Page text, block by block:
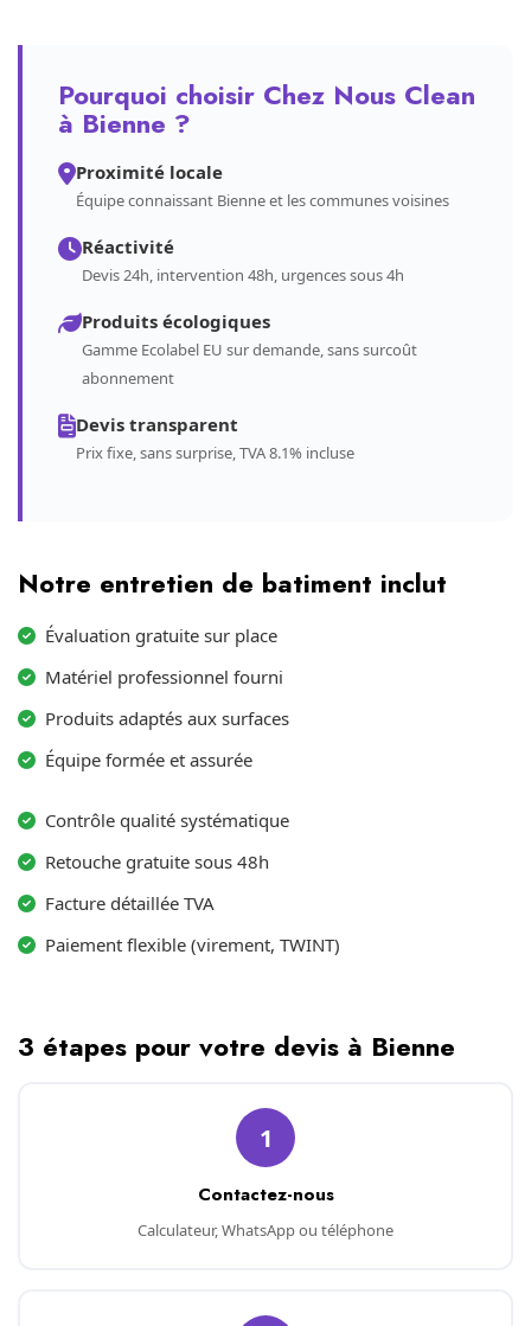
Pourquoi choisir Chez Nous Clean
à Bienne ?
Proximité locale
Équipe connaissant Bienne et les communes voisines
Réactivité
Devis 24h, intervention 48h, urgences sous 4h
Produits écologiques
Gamme Ecolabel EU sur demande, sans surcoût
abonnement
Devis transparent
Prix fixe, sans surprise, TVA 8.1% incluse
Notre entretien de batiment inclut
Évaluation gratuite sur place
Matériel professionnel fourni
Produits adaptés aux surfaces
Équipe formée et assurée
Contrôle qualité systématique
Retouche gratuite sous 48h
Facture détaillée TVA
Paiement flexible (virement, TWINT)
3 étapes pour votre devis à Bienne
1
Contactez-nous
Calculateur, WhatsApp ou téléphone